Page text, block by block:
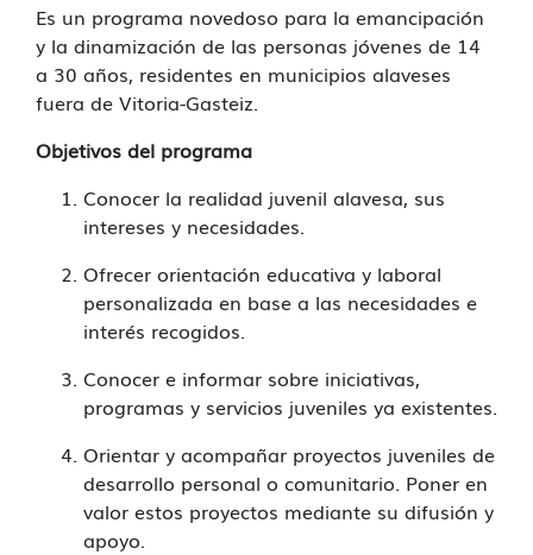
Es un programa novedoso para la emancipación
y la dinamización de las personas jóvenes de 14
a 30 años, residentes en municipios alaveses
fuera de Vitoria-Gasteiz.
Objetivos del programa
Conocer la realidad juvenil alavesa, sus
intereses y necesidades.
Ofrecer orientación educativa y laboral
personalizada en base a las necesidades e
interés recogidos.
Conocer e informar sobre iniciativas,
programas y servicios juveniles ya existentes.
Orientar y acompañar proyectos juveniles de
desarrollo personal o comunitario. Poner en
valor estos proyectos mediante su difusión y
apoyo.